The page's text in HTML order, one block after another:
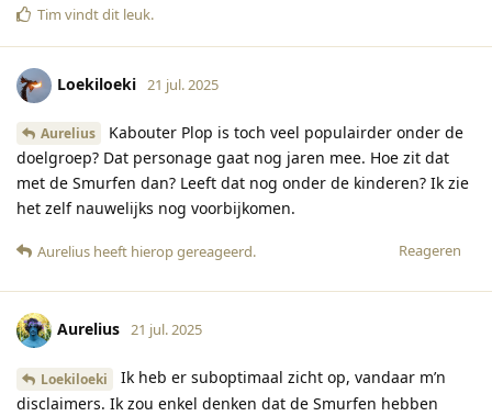
Tim vindt dit leuk.
Loekiloeki 21 jul. 2025
Aurelius
Kabouter Plop is toch veel populairder onder de
doelgroep? Dat personage gaat nog jaren mee. Hoe zit dat
met de Smurfen dan? Leeft dat nog onder de kinderen? Ik zie
het zelf nauwelijks nog voorbijkomen.
Reageren
Aurelius heeft hierop gereageerd.
Aurelius 21 jul. 2025
Loekiloeki
Ik heb er suboptimaal zicht op, vandaar m’n
disclaimers. Ik zou enkel denken dat de Smurfen hebben